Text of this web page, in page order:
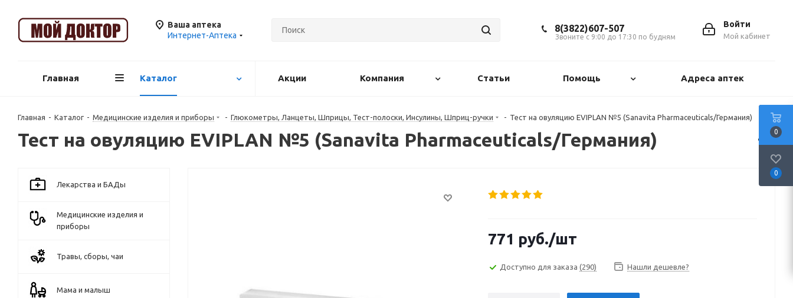
Ваша аптека
Интернет-Аптека
Войти
Мой кабинет
8(3822)607-507
Звоните с 9:00 до 17:30 по будням
Главная Каталог Акции Компания Статьи Помощь Адреса аптек
Главная - Каталог - Медицинские изделия и приборы - Глюкoмeтpы, Лaнцeты, Шпpицы, Tecт-пoлocки, Инcyлины, Шпpиц-pyчки - Тест на овуляцию EVIPLAN №5 (Sanavita Pharmaceuticals/Германия)
Тест на овуляцию EVIPLAN №5 (Sanavita Pharmaceuticals/Германия)
771 руб./шт
Доступно для заказа (290) Нашли дешевле?
Лекарства и БАДы
Медицинские изделия и
приборы
Травы, сборы, чаи
Мама и малыш
0
0